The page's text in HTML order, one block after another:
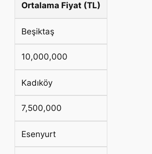
Ortalama Fiyat (TL)
Beşiktaş
10,000,000
Kadıköy
7,500,000
Esenyurt